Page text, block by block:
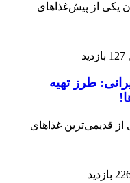
یکی از پیش‌غذاهای
127 بازدید
طرز تهیه
قدیمی‌ترین غذاهای
بازدید